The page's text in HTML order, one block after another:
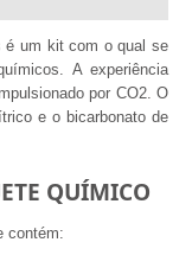
é um kit com o qual se
A experiência
por CO2. O
e o bicarbonato de
QUÍMICO
contém: